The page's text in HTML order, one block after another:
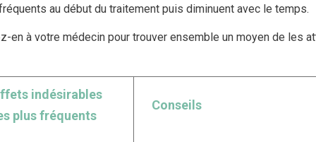
au début du traitement puis diminuent avec le temps.
en à votre médecin pour trouver ensemble un moyen de les
indésirables
plus fréquents
Conseils